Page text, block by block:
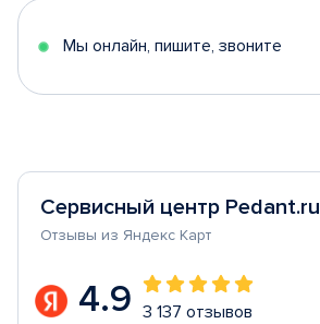
5
Мы онлайн, пишите, звоните
Сервисный центр Pedant.ru
Отзывы из Яндекс Карт
4.9 3 137 отзывов